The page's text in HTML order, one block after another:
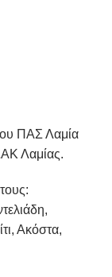
ΠΑΣ Λαμία
Λαμίας.
Ακόστα,